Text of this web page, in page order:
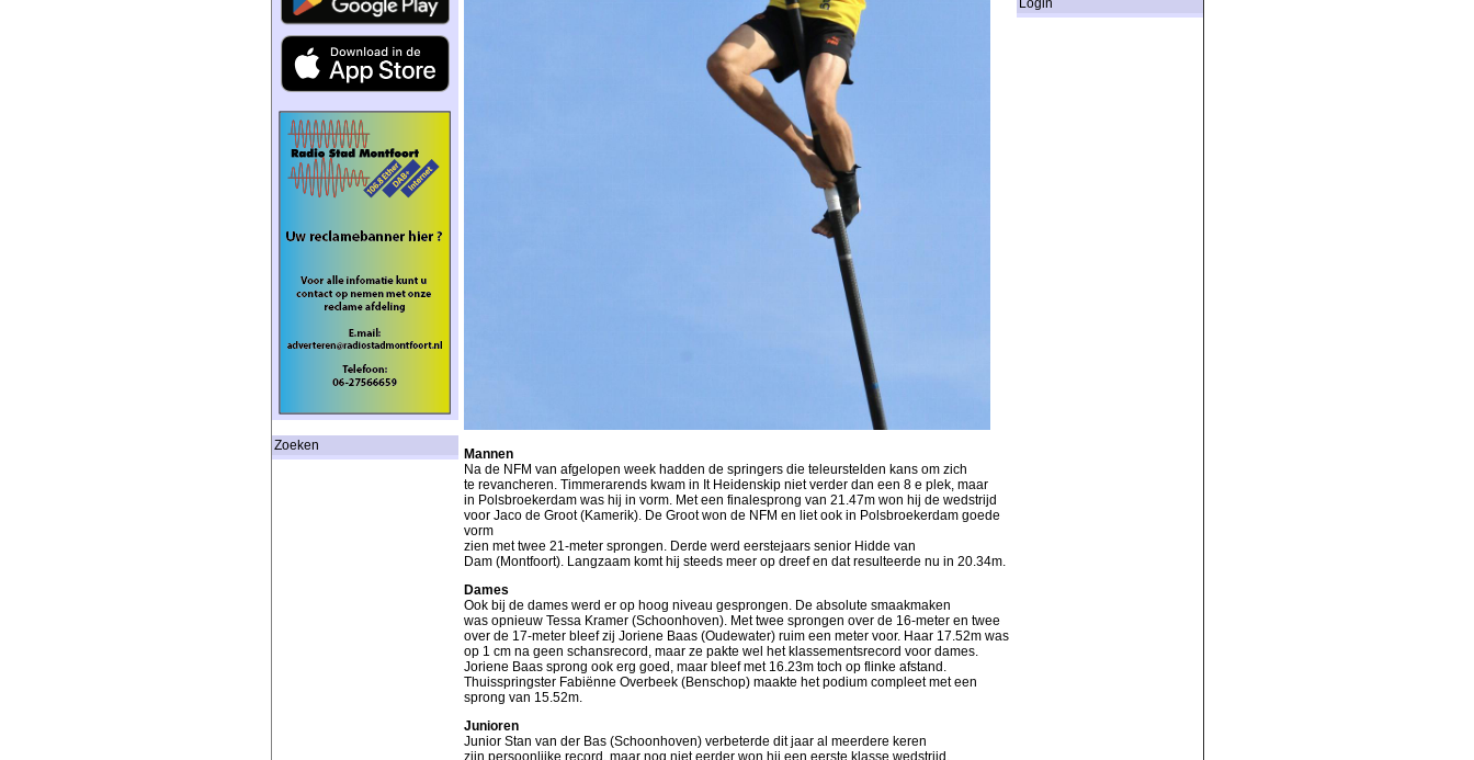
Zoeken
Mannen
Na de NFM van afgelopen week hadden de springers die teleurstelden kans om zich
te revancheren. Timmerarends kwam in It Heidenskip niet verder dan een 8 e plek, maar
in Polsbroekerdam was hij in vorm. Met een finalesprong van 21.47m won hij de wedstrijd
voor Jaco de Groot (Kamerik). De Groot won de NFM en liet ook in Polsbroekerdam goede
vorm
zien met twee 21-meter sprongen. Derde werd eerstejaars senior Hidde van
Dam (Montfoort). Langzaam komt hij steeds meer op dreef en dat resulteerde nu in 20.34m.
Dames
Ook bij de dames werd er op hoog niveau gesprongen. De absolute smaakmaken
was opnieuw Tessa Kramer (Schoonhoven). Met twee sprongen over de 16-meter en twee
over de 17-meter bleef zij Joriene Baas (Oudewater) ruim een meter voor. Haar 17.52m was
op 1 cm na geen schansrecord, maar ze pakte wel het klassementsrecord voor dames.
Joriene Baas sprong ook erg goed, maar bleef met 16.23m toch op flinke afstand.
Thuisspringster Fabiënne Overbeek (Benschop) maakte het podium compleet met een
sprong van 15.52m.
Junioren
Junior Stan van der Bas (Schoonhoven) verbeterde dit jaar al meerdere keren
zijn persoonlijke record, maar nog niet eerder won hij een eerste klasse wedstrijd.
Login